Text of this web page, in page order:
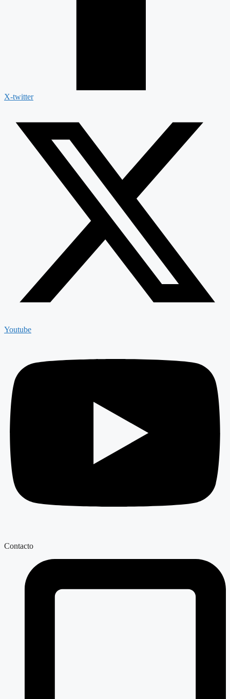
X-twitter
Youtube
Contacto